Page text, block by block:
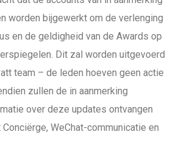
worden bijgewerkt om de verlenging
en de geldigheid van de Awards op
Dit zal worden uitgevoerd
team – de leden hoeven geen actie
zullen de in aanmerking
over deze updates ontvangen
WeChat-communicatie en